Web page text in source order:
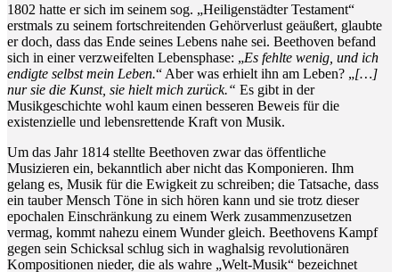
1802 hatte er sich im seinem sog. „Heiligenstädter Testament“
erstmals zu seinem fortschreitenden Gehörverlust geäußert, glaubte
er doch, dass das Ende seines Lebens nahe sei. Beethoven befand
sich in einer verzweifelten Lebensphase: „Es fehlte wenig, und ich
endigte selbst mein Leben.“ Aber was erhielt ihn am Leben? „[…]
nur sie die Kunst, sie hielt mich zurück.“ Es gibt in der
Musikgeschichte wohl kaum einen besseren Beweis für die
existenzielle und lebensrettende Kraft von Musik.
Um das Jahr 1814 stellte Beethoven zwar das öffentliche
Musizieren ein, bekanntlich aber nicht das Komponieren. Ihm
gelang es, Musik für die Ewigkeit zu schreiben; die Tatsache, dass
ein tauber Mensch Töne in sich hören kann und sie trotz dieser
epochalen Einschränkung zu einem Werk zusammenzusetzen
vermag, kommt nahezu einem Wunder gleich. Beethovens Kampf
gegen sein Schicksal schlug sich in waghalsig revolutionären
Kompositionen nieder, die als wahre „Welt-Musik“ bezeichnet